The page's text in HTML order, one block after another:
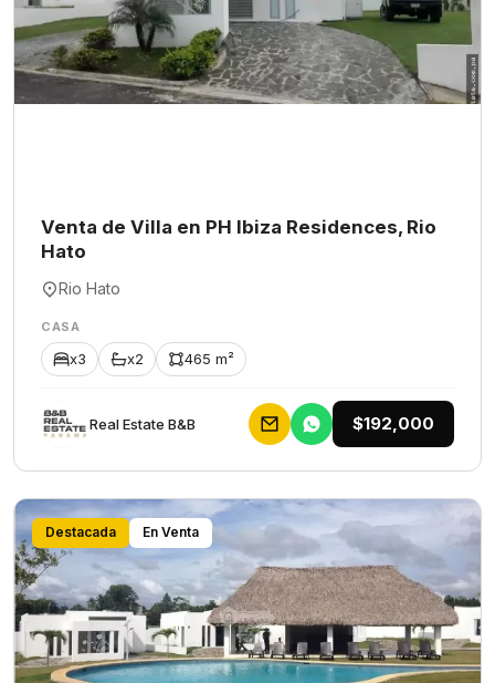
Venta de Villa en PH Ibiza Residences, Rio
Hato
Rio Hato
CASA
x3 x2 465 m²
Rеаl Еstаtе В&В $192,000
Destacada En Venta